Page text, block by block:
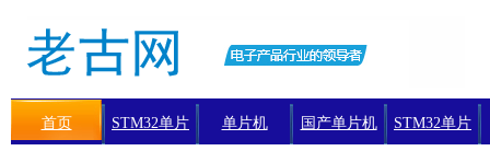
首页 STM32单片 单片机 国产单片机 STM32单片